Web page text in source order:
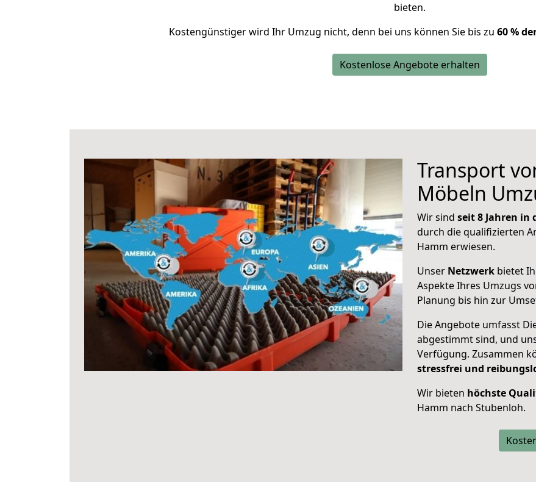
bieten.
Kostengünstiger wird Ihr Umzug nicht, denn bei uns können Sie bis zu 60 %
Kostenlose Angebote erhalten
Transport
Möbeln
Wir sind seit 8 Jahren in
durch die qualifizierten
Hamm erwiesen.
Unser Netzwerk bietet
Aspekte Ihres Umzugs
Planung bis hin zur
Die Angebote umfasst
abgestimmt sind, und
Verfügung. Zusammen
stressfrei und
Wir bieten höchste
Hamm nach Stubenloh.